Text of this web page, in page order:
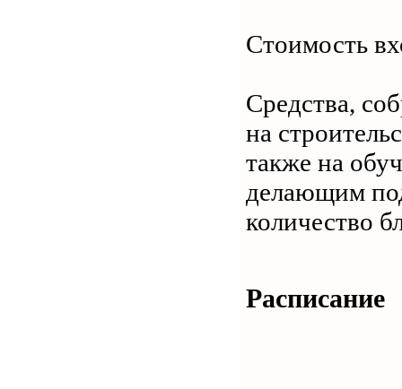
Стоимость
Средства,
на
также на
делающим
количество
Расписание